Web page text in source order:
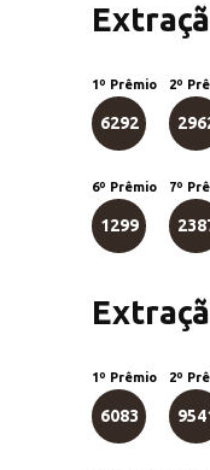
1º Prêmio
6292
2º
6º Prêmio
1299
7º
1º Prêmio
6083
2º